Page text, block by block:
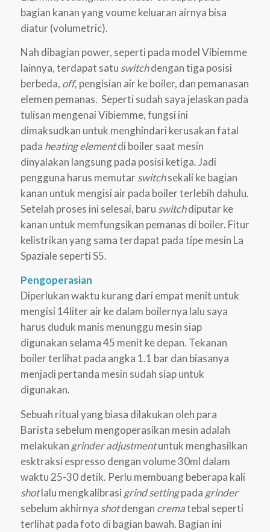
bagian kanan yang voume keluaran airnya bisa
diatur (volumetric).
Nah dibagian power, seperti pada model Vibiemme
lainnya, terdapat satu switchdengan tiga posisi
berbeda, off, pengisian air ke boiler, dan pemanasan
elemen pemanas. Seperti sudah saya jelaskan pada
tulisan mengenai Vibiemme, fungsi ini
dimaksudkan untuk menghindari kerusakan fatal
pada heating elementdi boiler saat mesin
dinyalakan langsung pada posisi ketiga. Jadi
pengguna harus memutarswitchsekali ke bagian
kanan untuk mengisi air pada boiler terlebih dahulu.
Setelah proses ini selesai, baru switchdiputar ke
kanan untuk memfungsikan pemanas di boiler. Fitur
kelistrikan yang sama terdapat pada tipe mesin La
Spaziale seperti S5.
Pengoperasian
Diperlukan waktu kurang dari empat menit untuk
mengisi 14liter air ke dalam boilernya lalu saya
harus duduk manis menunggu mesin siap
digunakan selama 45 menit ke depan. Tekanan
boiler terlihat pada angka 1.1 bar dan biasanya
menjadi pertanda mesin sudah siap untuk
digunakan.
Sebuah ritual yang biasa dilakukan oleh para
Barista sebelum mengoperasikan mesin adalah
melakukan grinder adjustmentuntuk menghasilkan
esktraksi espresso dengan volume 30ml dalam
waktu 25-30 detik. Perlu membuang beberapa kali
shotlalu mengkalibrasi grind settingpada grinder
sebelum akhirnya shotdengan crematebal seperti
terlihat pada foto di bagian bawah. Bagian ini